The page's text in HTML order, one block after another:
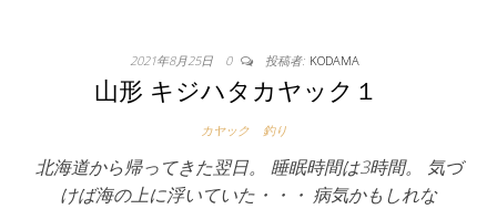
2021年8月25日 0 投稿者: KODAMA
山形 キジハタカヤック１
カヤック 釣り
北海道から帰ってきた翌日。 睡眠時間は3時間。 気づ
けば海の上に浮いていた・・・ 病気かもしれな